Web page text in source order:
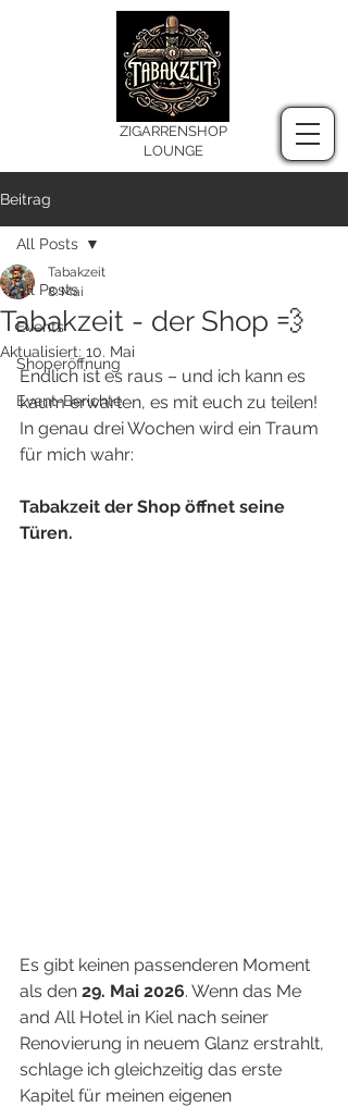
ZIGARRENSHOP
LOUNGE
Beitrag
All Posts
Events
Shoperöffnung
Event-Berichte
All Posts
Tabakzeit - der Shop 💨
Tabakzeit
8. Mai
Aktualisiert: 10. Mai
Endlich ist es raus – und ich kann es
kaum erwarten, es mit euch zu teilen!
In genau drei Wochen wird ein Traum
für mich wahr:
Tabakzeit der Shop öffnet seine
Türen.
Es gibt keinen passenderen Moment
als den 29. Mai 2026. Wenn das Me
and All Hotel in Kiel nach seiner
Renovierung in neuem Glanz erstrahlt,
schlage ich gleichzeitig das erste
Kapitel für meinen eigenen